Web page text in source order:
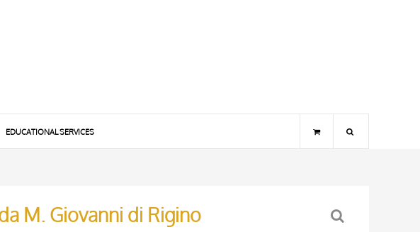
EDUCATIONAL SERVICES
M. Giovanni di Rigino